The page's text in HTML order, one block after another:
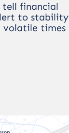
tell financial
to stability
volatile times